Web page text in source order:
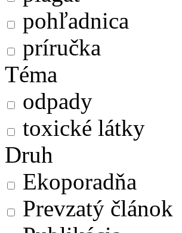
pohľadnica
príručka
Téma
odpady
toxické látky
Druh
Ekoporadňa
Prevzatý článok